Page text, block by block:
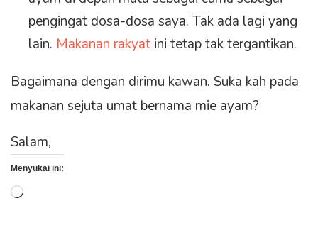
pengingat dosa-dosa saya. Tak ada lagi yang
lain. Makanan rakyat ini tetap tak tergantikan.
Bagaimana dengan dirimu kawan. Suka kah pada
makanan sejuta umat bernama mie ayam?
Salam,
Menyukai ini:
Memuat...